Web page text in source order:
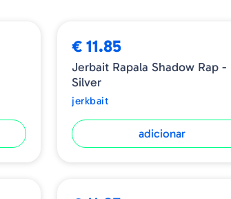
Peso - 13g
Tipo - Slow Sinking
€ 11.85
Jerbait Rapala Shadow Rap -
Silver
jerkbait
adicionar